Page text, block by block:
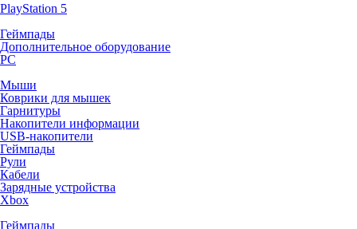
PlayStation 5
Геймпады
Дополнительное оборудование
PC
Мыши
Коврики для мышек
Гарнитуры
Накопители информации
USB-накопители
Геймпады
Рули
Кабели
Зарядные устройства
Xbox
Геймпады